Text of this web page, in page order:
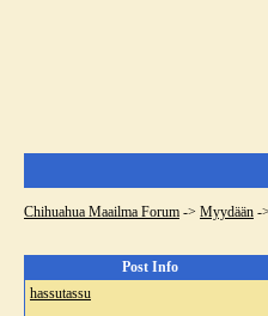
Chihuahua Maailma Forum -> Myydään ->
Post Info
hassutassu